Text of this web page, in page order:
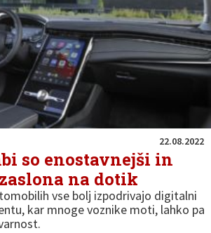
22.08.2022
so enostavnejši in
na dotik
vse bolj izpodrivajo digitalni
kar mnoge voznike moti, lahko pa